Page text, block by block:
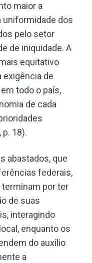
maior a
uniformidade dos
pelo setor
de iniquidade. A
equitativo
exigência de
todo o país,
de cada
p. 18).
abastados, que
federais,
por ter
de suas
interagindo
enquanto os
do auxílio
a